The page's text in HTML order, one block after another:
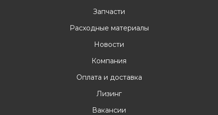
Запчасти
Расходные материалы
Новости
Компания
Оплата и доставка
Лизинг
Вакансии